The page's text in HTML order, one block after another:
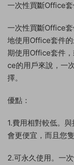
一次性買斷Office
一次性買斷Office
地使用Office套件
期使用Office套件
ce的用戶來說，一
擇。
優點：
1.費用相對較低。
會更便宜，而且您
2.可永久使用。一